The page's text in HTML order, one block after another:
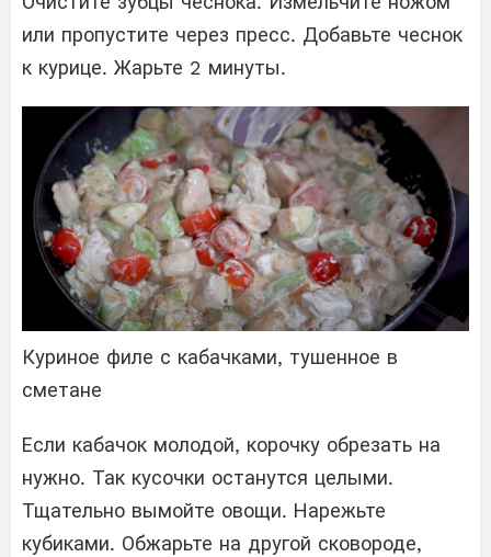
или пропустите через пресс. Добавьте чеснок
к курице. Жарьте 2 минуты.
Куриное филе с кабачками, тушенное в
сметане
Если кабачок молодой, корочку обрезать на
нужно. Так кусочки останутся целыми.
Тщательно вымойте овощи. Нарежьте
кубиками. Обжарьте на другой сковороде,